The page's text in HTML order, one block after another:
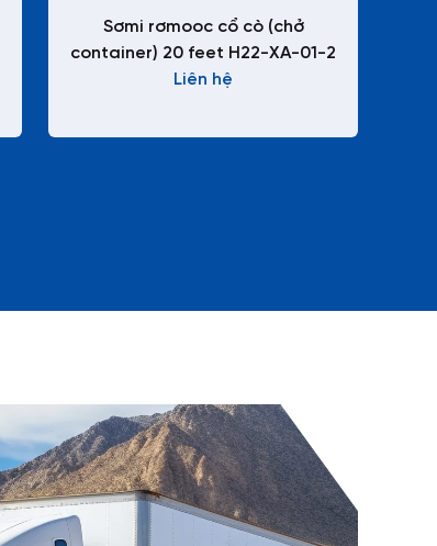
Sơmi rơmooc cổ cò (chở
container) 20 feet H22-XA-01-2
Liên hệ